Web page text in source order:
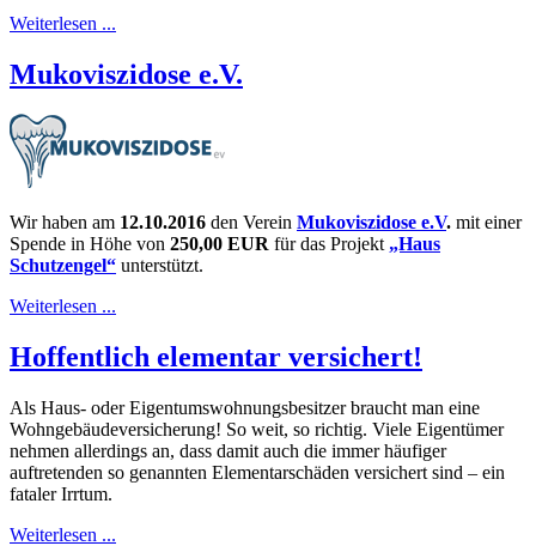
Weiterlesen ...
Mukoviszidose e.V.
Wir haben am 12.10.2016 den Verein Mukoviszidose e.V. mit einer
Spende in Höhe von 250,00 EUR für das Projekt „Haus
Schutzengel“ unterstützt.
Weiterlesen ...
Hoffentlich elementar versichert!
Als Haus- oder Eigentumswohnungsbesitzer braucht man eine
Wohngebäudeversicherung! So weit, so richtig. Viele Eigentümer
nehmen allerdings an, dass damit auch die immer häufiger
auftretenden so genannten Elementarschäden versichert sind – ein
fataler Irrtum.
Weiterlesen ...